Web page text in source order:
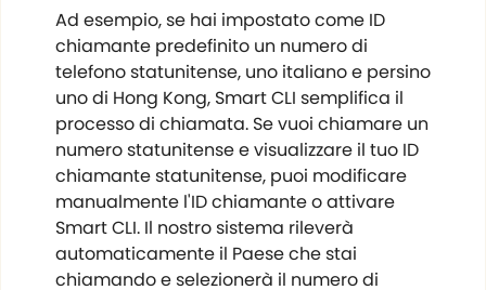
Ad esempio, se hai impostato come ID
chiamante predefinito un numero di
telefono statunitense, uno italiano e persino
uno di Hong Kong, Smart CLI semplifica il
processo di chiamata. Se vuoi chiamare un
numero statunitense e visualizzare il tuo ID
chiamante statunitense, puoi modificare
manualmente l'ID chiamante o attivare
Smart CLI. Il nostro sistema rileverà
automaticamente il Paese che stai
chiamando e selezionerà il numero di